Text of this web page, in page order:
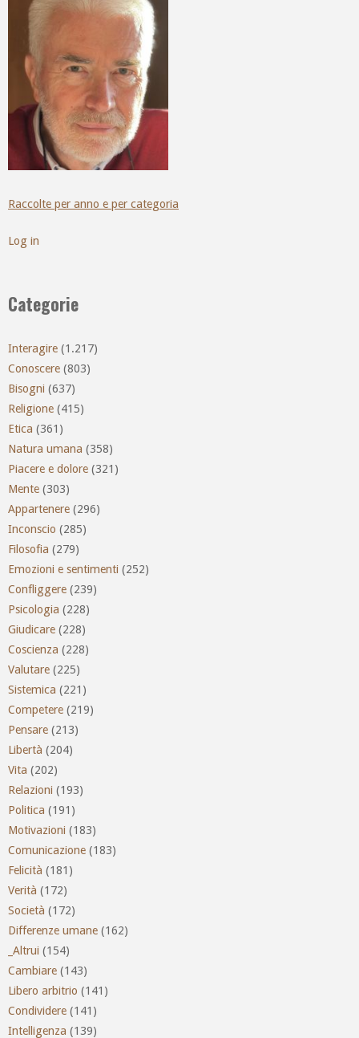
Raccolte per anno e per categoria
Log in
Categorie
Interagire (1.217)
Conoscere (803)
Bisogni (637)
Religione (415)
Etica (361)
Natura umana (358)
Piacere e dolore (321)
Mente (303)
Appartenere (296)
Inconscio (285)
Filosofia (279)
Emozioni e sentimenti (252)
Confliggere (239)
Psicologia (228)
Giudicare (228)
Coscienza (228)
Valutare (225)
Sistemica (221)
Competere (219)
Pensare (213)
Libertà (204)
Vita (202)
Relazioni (193)
Politica (191)
Motivazioni (183)
Comunicazione (183)
Felicità (181)
Verità (172)
Società (172)
Differenze umane (162)
_Altrui (154)
Cambiare (143)
Libero arbitrio (141)
Condividere (141)
Intelligenza (139)